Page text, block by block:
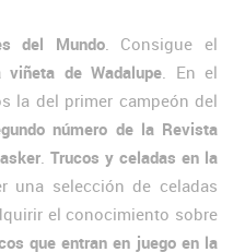
del Mundo. Consigue el
viñeta de Wadalupe . En el
la del primer campeón del
número de la Revista
Trucos y celadas en la
una selección de celadas
el conocimiento sobre
que entran en juego en la